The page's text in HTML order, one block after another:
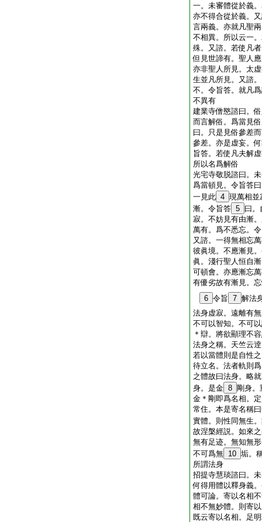
一。未審體從於義
亦不得合從於義。
言兩義。亦就凡聖
不相異。所以云一
殊。又諮。若使凡
但見世諦有。聖人
亦非聖人所見。太
生並凡所見。又諮
不。令旨答。就凡
不異有
建業寺僧愍諮曰。
而言解俗。爲當見
曰。只是見俗參差
參差。亦是虚妄。
旨答。若使凡夫解
所以名爲解俗
光宅寺敬脱諮曰。
爲當頓見。令旨答
一見此 4 現萬相並
漸。令旨答 5 曰。
寂。不妨見有由漸
萬有。爲不悉忘。
又諮。一得無相忘
彼眞境。不應漸見
眞。淺行聖人恒自
可頓會。亦應漸忘
有優劣故有漸見。
6 令旨 7 解法
法身虚寂。遠離有
不可以智知。不可
＊辯。將欲顯理不
法身之稱。天竺云
若以當體則是自性
待立名。法者軌則
之體故曰法身。略
身。是金 8 剛身。
金＊剛即爲名相。
常住。本是寄名稱
實體。則性同無生
故涅槃經説。如來
無有足迹。無知無
不可爲無 10 垢。
所謂法身
招提寺慧琰諮曰。
何得用體以釋身義
體可論。寄以名相
相不無妙體。則寄
既云寄以名相。足